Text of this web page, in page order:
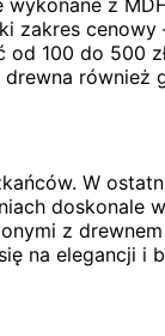
zakres
100 do 500
również
W
doskonale
z
na elegancji i